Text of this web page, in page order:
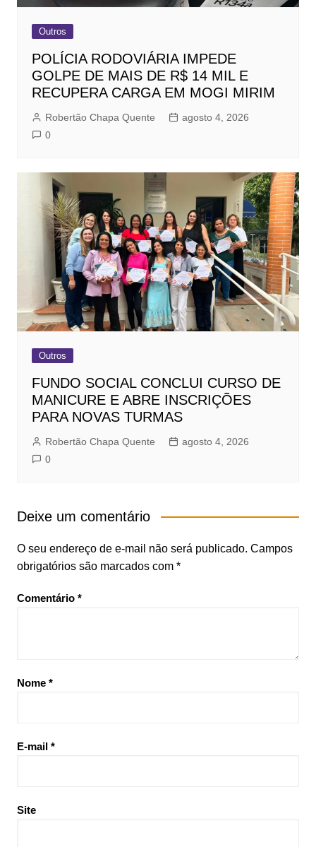
Outros
POLÍCIA RODOVIÁRIA IMPEDE
GOLPE DE MAIS DE R$ 14 MIL E
RECUPERA CARGA EM MOGI MIRIM
Robertão Chapa Quente
agosto 4, 2026
0
Outros
FUNDO SOCIAL CONCLUI CURSO DE
MANICURE E ABRE INSCRIÇÕES
PARA NOVAS TURMAS
Robertão Chapa Quente
agosto 4, 2026
0
Deixe um comentário
O seu endereço de e-mail não será publicado. Campos
obrigatórios são marcados com *
Comentário *
Nome *
E-mail *
Site